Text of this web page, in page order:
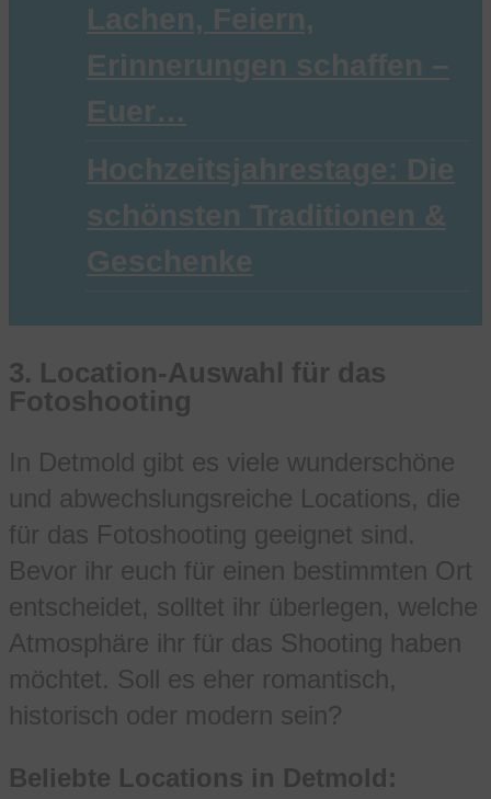
Lachen, Feiern,
Erinnerungen schaffen –
Euer…
Hochzeitsjahrestage: Die
schönsten Traditionen &
Geschenke
3. Location-Auswahl für das
Fotoshooting
In Detmold gibt es viele wunderschöne
und abwechslungsreiche Locations, die
für das Fotoshooting geeignet sind.
Bevor ihr euch für einen bestimmten Ort
entscheidet, solltet ihr überlegen, welche
Atmosphäre ihr für das Shooting haben
möchtet. Soll es eher romantisch,
historisch oder modern sein?
Beliebte Locations in Detmold: